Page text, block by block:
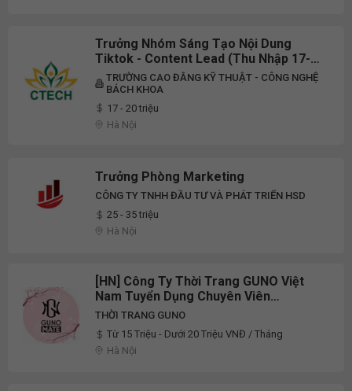
Trưởng Nhóm Sáng Tạo Nội Dung
Tiktok - Content Lead (Thu Nhập 17-20
Triệu/Tháng)
TRƯỜNG CAO ĐẲNG KỸ THUẬT - CÔNG NGHỆ
BÁCH KHOA
17 - 20 triệu
Hà Nội
Trưởng Phòng Marketing
CÔNG TY TNHH ĐẦU TƯ VÀ PHÁT TRIỂN HSD
25 - 35 triệu
Hà Nội
[HN] Công Ty Thời Trang GUNO Việt
Nam Tuyển Dụng Chuyên Viên
Facebook Ads/Tiktok Ads/Quay Dựng
Video Ngắn/Booking
KOL/KOC/Content Creator/Facebook
Content/Stylist, Quản Lý Sản Xuất
THỜI TRANG GUNO
Từ 15 Triệu - Dưới 20 Triệu VNĐ / Tháng
Hà Nội